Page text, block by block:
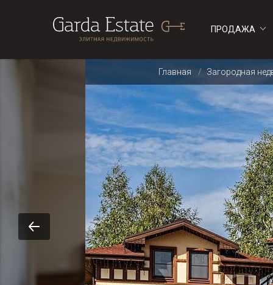
ПРОДАЖА
ДОМА
ДОМА
Главная Загородная